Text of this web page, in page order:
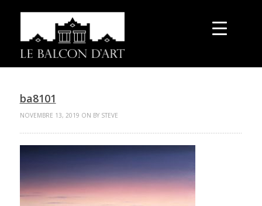
ba8101
NOVEMBRE 13, 2019 ON BY STEVE